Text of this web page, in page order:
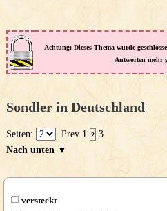
Achtung: Dieses Thema wurde
Antworten mehr
Sondler in Deutschland
Seiten: Prev 1 2 3
Nach unten ▼
versteckt